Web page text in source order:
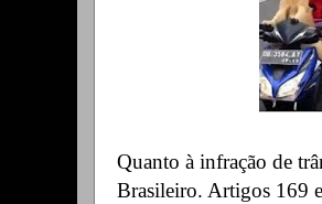
Quanto à infração de
Brasileiro. Artigos 169